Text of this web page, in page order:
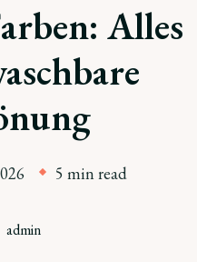
Alles
5 min read
admin